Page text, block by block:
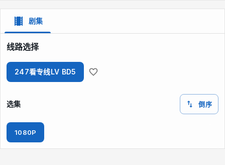
剧集
线路选择
247看专线LV BD5
选集 倒序
1080P